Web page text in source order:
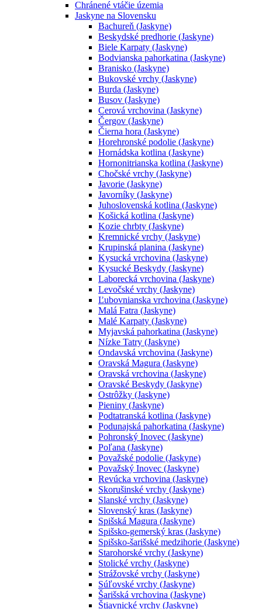
Chránené vtáčie územia
Jaskyne na Slovensku
Bachureň (Jaskyne)
Beskydské predhorie (Jaskyne)
Biele Karpaty (Jaskyne)
Bodvianska pahorkatina (Jaskyne)
Branisko (Jaskyne)
Bukovské vrchy (Jaskyne)
Burda (Jaskyne)
Busov (Jaskyne)
Cerová vrchovina (Jaskyne)
Čergov (Jaskyne)
Čierna hora (Jaskyne)
Horehronské podolie (Jaskyne)
Hornádska kotlina (Jaskyne)
Hornonitrianska kotlina (Jaskyne)
Chočské vrchy (Jaskyne)
Javorie (Jaskyne)
Javorníky (Jaskyne)
Juhoslovenská kotlina (Jaskyne)
Košická kotlina (Jaskyne)
Kozie chrbty (Jaskyne)
Kremnické vrchy (Jaskyne)
Krupinská planina (Jaskyne)
Kysucká vrchovina (Jaskyne)
Kysucké Beskydy (Jaskyne)
Laborecká vrchovina (Jaskyne)
Levočské vrchy (Jaskyne)
Ľubovnianska vrchovina (Jaskyne)
Malá Fatra (Jaskyne)
Malé Karpaty (Jaskyne)
Myjavská pahorkatina (Jaskyne)
Nízke Tatry (Jaskyne)
Ondavská vrchovina (Jaskyne)
Oravská Magura (Jaskyne)
Oravská vrchovina (Jaskyne)
Oravské Beskydy (Jaskyne)
Ostrôžky (Jaskyne)
Pieniny (Jaskyne)
Podtatranská kotlina (Jaskyne)
Podunajská pahorkatina (Jaskyne)
Pohronský Inovec (Jaskyne)
Poľana (Jaskyne)
Považské podolie (Jaskyne)
Považský Inovec (Jaskyne)
Revúcka vrchovina (Jaskyne)
Skorušinské vrchy (Jaskyne)
Slanské vrchy (Jaskyne)
Slovenský kras (Jaskyne)
Spišská Magura (Jaskyne)
Spišsko-gemerský kras (Jaskyne)
Spišsko-šarišské medzihorie (Jaskyne)
Starohorské vrchy (Jaskyne)
Stolické vrchy (Jaskyne)
Strážovské vrchy (Jaskyne)
Súľovské vrchy (Jaskyne)
Šarišská vrchovina (Jaskyne)
Štiavnické vrchy (Jaskyne)